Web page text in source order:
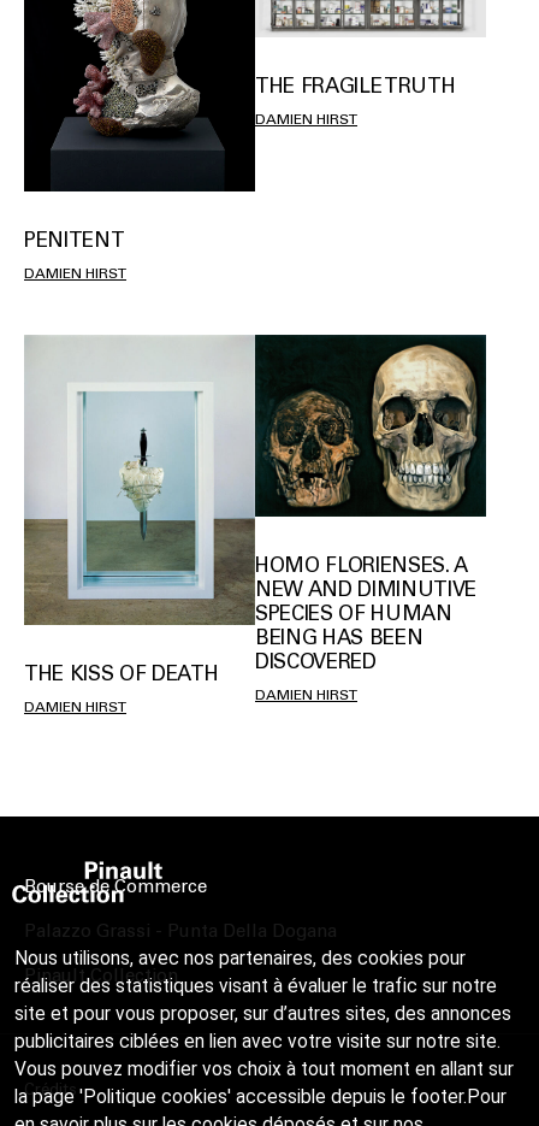
PENITENT
DAMIEN HIRST
THE FRAGILE TRUTH
DAMIEN HIRST
THE KISS OF DEATH
DAMIEN HIRST
HOMO FLORIENSES. A
NEW AND DIMINUTIVE
SPECIES OF HUMAN
BEING HAS BEEN
DISCOVERED
DAMIEN HIRST
Bourse de Commerce
Palazzo Grassi - Punta Della Dogana
Pinault Collection
Crédits
Nous utilisons, avec nos partenaires, des cookies pour
réaliser des statistiques visant à évaluer le trafic sur notre
site et pour vous proposer, sur d’autres sites, des annonces
publicitaires ciblées en lien avec votre visite sur notre site.
Vous pouvez modifier vos choix à tout moment en allant sur
la page 'Politique cookies' accessible depuis le footer.Pour